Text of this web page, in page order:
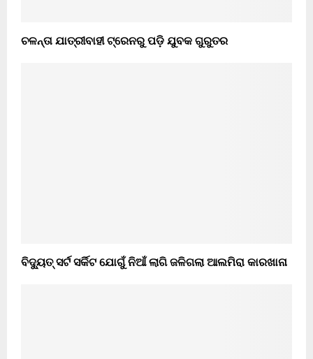
ଚଳନ୍ତା ଯାତ୍ରୀବାହୀ ଟ୍ରେନରୁ ପଡ଼ି ଯୁବକ ଗୁରୁତର
ବିଦ୍ୟୁତ୍ ସର୍ଟ ସର୍କିଟ ଯୋଗୁଁ ନିଆଁ ଲାଗି ଜଳିଗଲା ଆଲମିରା କାରଖାନା